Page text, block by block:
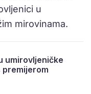
u
mirovinama.
umirovljeničke